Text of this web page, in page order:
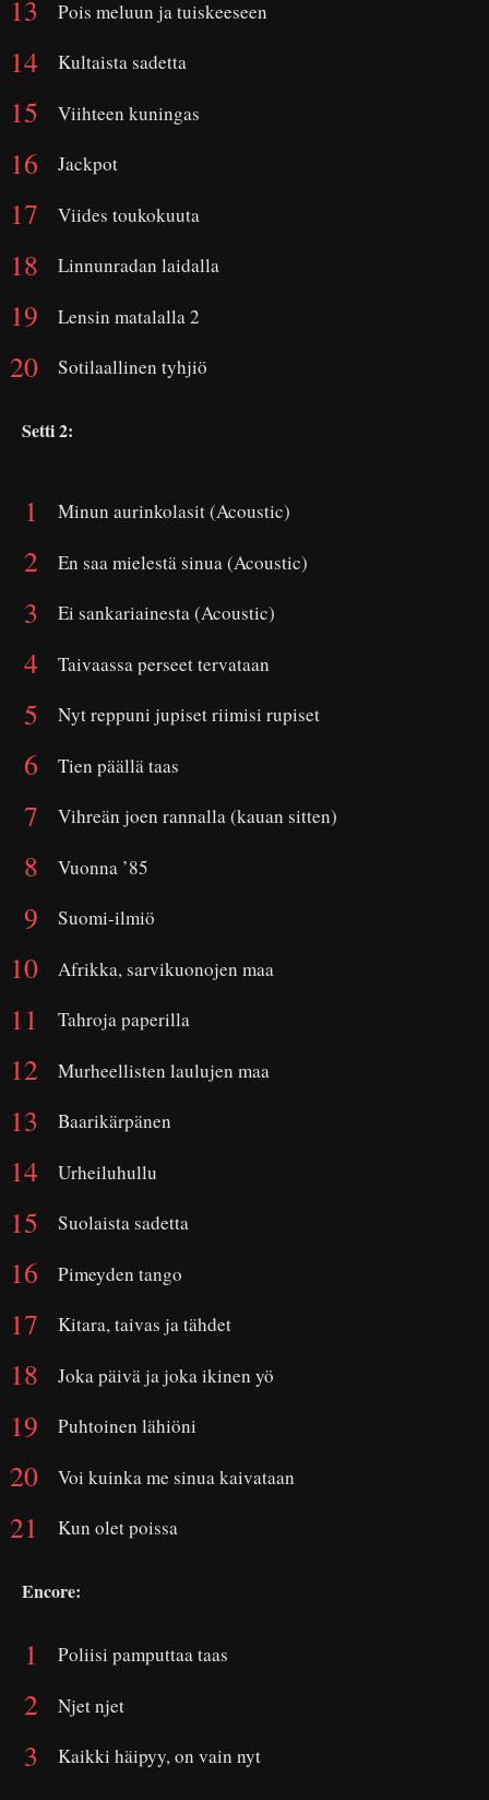
Pois meluun ja tuiskeeseen
Kultaista sadetta
Viihteen kuningas
Jackpot
Viides toukokuuta
Linnunradan laidalla
Lensin matalalla 2
Sotilaallinen tyhjiö
Setti 2:
Minun aurinkolasit (Acoustic)
En saa mielestä sinua (Acoustic)
Ei sankariainesta (Acoustic)
Taivaassa perseet tervataan
Nyt reppuni jupiset riimisi rupiset
Tien päällä taas
Vihreän joen rannalla (kauan sitten)
Vuonna ’85
Suomi-ilmiö
Afrikka, sarvikuonojen maa
Tahroja paperilla
Murheellisten laulujen maa
Baarikärpänen
Urheiluhullu
Suolaista sadetta
Pimeyden tango
Kitara, taivas ja tähdet
Joka päivä ja joka ikinen yö
Puhtoinen lähiöni
Voi kuinka me sinua kaivataan
Kun olet poissa
Encore:
Poliisi pamputtaa taas
Njet njet
Kaikki häipyy, on vain nyt